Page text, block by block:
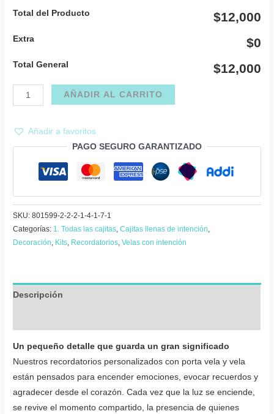
Total del Producto $12,000
Extra $0
Total General $12,000
Recordatorio
porta
Dama
Justicia
con
vela
mini
–
abogado
AÑADIR AL CARRITO
Añadir a favoritos
PAGO SEGURO GARANTIZADO
SKU:801599-2-2-2-1-4-1-7-1
Categorías: 1. Todas las cajitas,Cajitas llenas de intención,
Decoración, Kits, Recordatorios,Velas con intención
Descripción
Un pequeño detalle que guarda un gran significado
Nuestros recordatorios personalizados con porta vela y vela
están pensados para encender emociones, evocar recuerdos y
agradecer desde el corazón. Cada vez que la luz se enciende,
se revive el momento compartido, la presencia de quienes